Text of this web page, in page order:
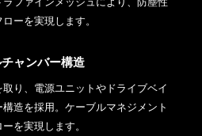
ーを実現します。
ャンバー構造
り、電源ユニットやドライブベイ
造を採用。ケーブルマネジメント
を実現します。